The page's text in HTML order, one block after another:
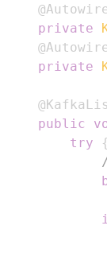
private
private
public
try
{